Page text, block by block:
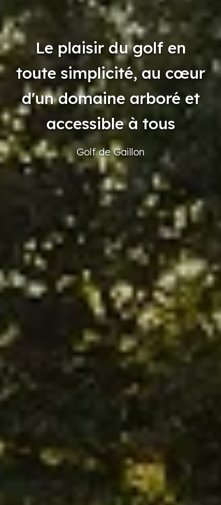
Le plaisir du golf en
toute simplicité, au cœur
d'un domaine arboré et
accessible à tous
Golf de Gaillon